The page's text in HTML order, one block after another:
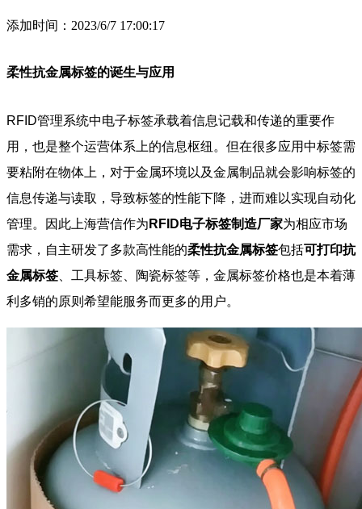
添加时间：2023/6/7 17:00:17
柔性抗金属标签的诞生与应用
RFID管理系统中电子标签承载着信息记载和传递的重要作
用，也是整个运营体系上的信息枢纽。但在很多应用中标签需
要粘附在物体上，对于金属环境以及金属制品就会影响标签的
信息传递与读取，导致标签的性能下降，进而难以实现自动化
管理。因此上海营信作为 RFID电子标签制造厂家为相应市场
需求，自主研发了多款高性能的柔性抗金属标签包括可打印抗
金属标签 、工具标签、陶瓷标签等，金属标签价格也是本着薄
利多销的原则希望能服务而更多的用户。